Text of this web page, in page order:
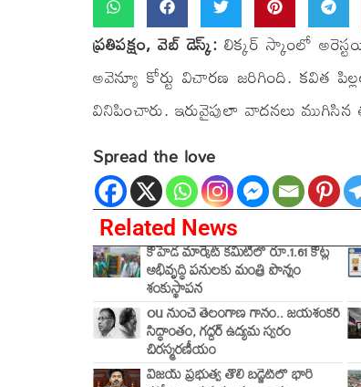
ప్రతిపక్షం, వెబ్ డెస్క్: లిక్కర్ స్కాంలో
అవెన్యూ కోర్టు విచారణ జరిగింది. కవిత
వినిపించారు. ఇరువైపులా వాదనలు ముగిసిన
Spread the love
Related News
కోహెడ మార్కెట్ కమిటీలో రూ.1.61 కోట్ల
అభివృద్ధి పనులకు మంత్రి పొన్నం
శంకుస్థాపన
OU నుంచే తెలంగాణ గానం.. జయశంకర్
సిద్ధాంతం, గద్దర్ ఉద్యమ స్వరం
చిరస్మరణీయం
విజయ్ ప్రభుత్వ తొలి బడ్జెట్‌లో భారీ